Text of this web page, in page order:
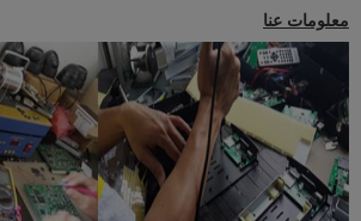
معلومات عنا